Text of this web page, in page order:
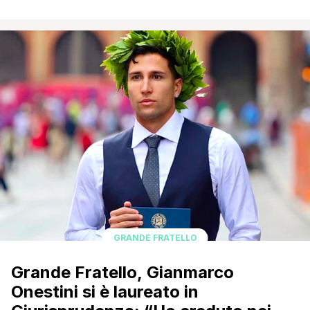
Grazia Kendi, che all'interno del reality aveva iniziato una
conoscenza con Mattia Scudieri col quale poi, una volta
fuori dal programma aveva [']
GRANDE FRATELLO
Grande Fratello, Gianmarco
Onestini si è laureato in